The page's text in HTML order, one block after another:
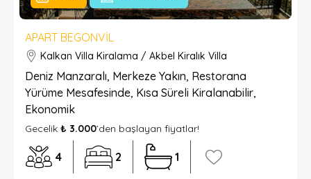
APART BEGONVIL
Kalkan Villa Kiralama / Akbel Kiralık Villa
Deniz Manzaralı, Merkeze Yakın, Restorana
Yürüme Mesafesinde, Kısa Süreli Kiralanabilir,
Ekonomik
Gecelik ₺ 3.000’den başlayan fiyatlar!
4 2 1